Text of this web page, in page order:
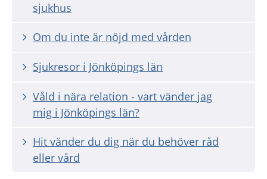
sjukhus
Om du inte är nöjd med vården
Sjukresor i Jönköpings län
Våld i nära relation - vart vänder jag
mig i Jönköpings län?
Hit vänder du dig när du behöver råd
eller vård